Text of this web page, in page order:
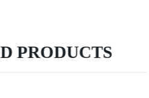
PRODUCTS